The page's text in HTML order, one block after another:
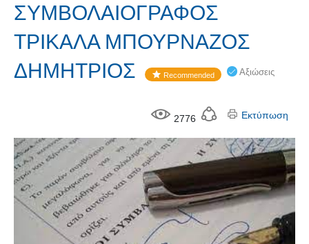
ΣΥΜΒΟΛΑΙΟΓΡΑΦΟΣ
ΤΡΙΚΑΛΑ ΜΠΟΥΡΝΑΖΟΣ
ΔΗΜΗΤΡΙΟΣ
Recommended Αξιώσεις
2776 Εκτύπωση